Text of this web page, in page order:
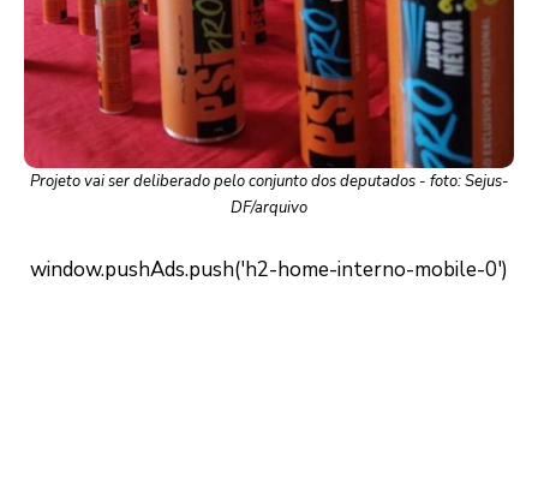
Projeto vai ser deliberado pelo conjunto dos deputados - foto: Sejus-
DF/arquivo